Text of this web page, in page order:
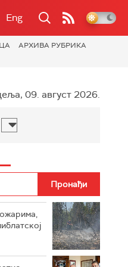
Eng
АРХИВА РУБРИКА
09. август 2026.